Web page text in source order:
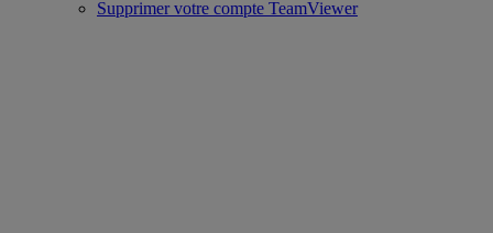
Supprimer votre compte TeamViewer